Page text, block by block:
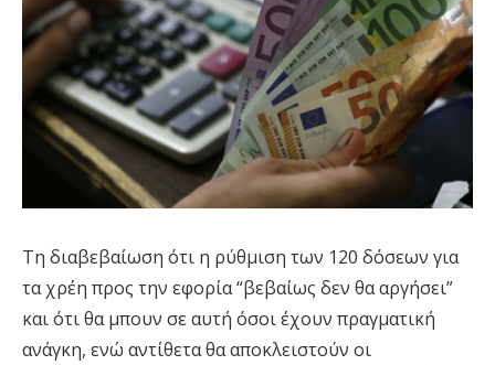
Τη διαβεβαίωση ότι η ρύθμιση των 120 δόσεων για
τα χρέη προς την εφορία “βεβαίως δεν θα αργήσει”
και ότι θα μπουν σε αυτή όσοι έχουν πραγματική
ανάγκη, ενώ αντίθετα θα αποκλειστούν οι